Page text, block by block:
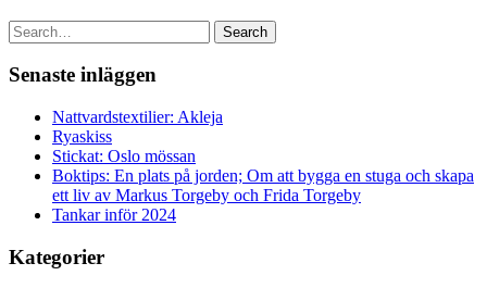
Search
Senaste inläggen
Nattvardstextilier: Akleja
Ryaskiss
Stickat: Oslo mössan
Boktips: En plats på jorden; Om att bygga en stuga och skapa
ett liv av Markus Torgeby och Frida Torgeby
Tankar inför 2024
Kategorier